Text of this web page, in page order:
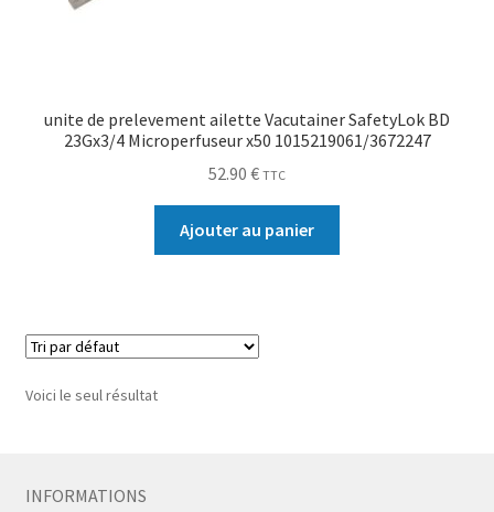
unite de prelevement ailette Vacutainer SafetyLok BD
23Gx3/4 Microperfuseur x50 1015219061/3672247
52.90 € TTC
Ajouter au panier
Voici le seul résultat
INFORMATIONS